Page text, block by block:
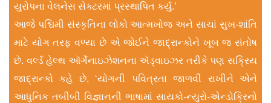
યુરોપના વેલનેસ સેક્ટરમાં પ્રસ્થાપિત કર્યું.’
આજે પશ્ચિમી સંસ્કૃતિના લોકો આત્મખોજ અને સાચાં સુખ-શાંતિ
માટે યોગ તરફ વળ્યા છે એ જોઈને જાદ્રાન્કોને ખૂબ જ સંતોષ
છે. વર્લ્ડ હેલ્થ ઑર્ગેનાઇઝેશનના ઍડ્વાઇઝર તરીકે પણ સક્રિય
જાદ્રાન્કો કહે છે, ‘યોગની પવિત્રતા જાળવી રાખીને એને
આધુનિક તબીબી વિજ્ઞાનની ભાષામાં સાયકો-ન્યુરો-એન્ડોક્રિનો